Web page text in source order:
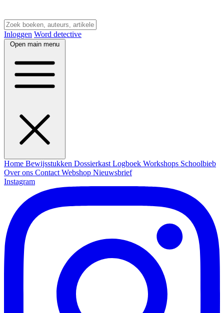
Inloggen Word detective
Open main menu
Home Bewijsstukken Dossierkast Logboek Workshops Schoolbieb
Over ons Contact Webshop Nieuwsbrief
Instagram